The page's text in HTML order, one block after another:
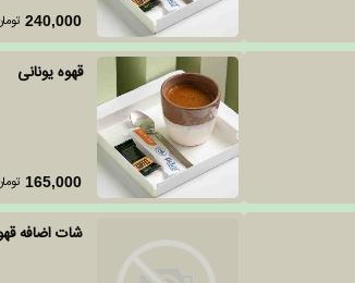
240,000
قهوه یونانی
165,000
شات اضافه